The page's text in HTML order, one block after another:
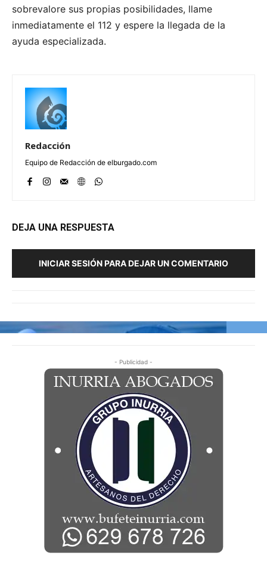
sobrevalore sus propias posibilidades, llame
inmediatamente el 112 y espere la llegada de la
ayuda especializada.
Redacción
Equipo de Redacción de elburgado.com
DEJA UNA RESPUESTA
INICIAR SESIÓN PARA DEJAR UN COMENTARIO
- Publicidad -